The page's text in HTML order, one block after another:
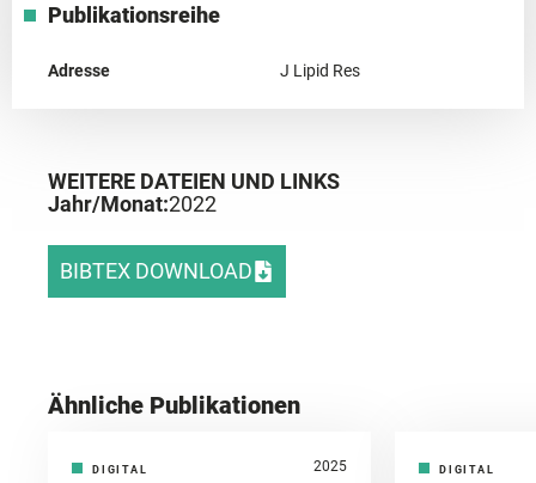
Publikationsreihe
Adresse J Lipid Res
WEITERE DATEIEN UND LINKS
Jahr/Monat:2022
BIBTEX DOWNLOAD
Ähnliche Publikationen
DIGITAL 2025 DIGITAL